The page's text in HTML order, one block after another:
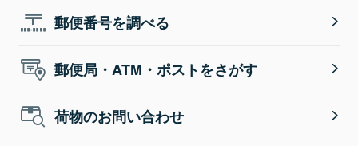
郵便番号を調べる
郵便局・ATM・ポストをさがす
荷物のお問い合わせ